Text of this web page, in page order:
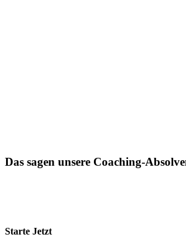
Das sagen unsere Coaching-
Starte Jetzt